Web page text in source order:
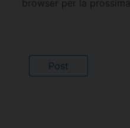
browser per la